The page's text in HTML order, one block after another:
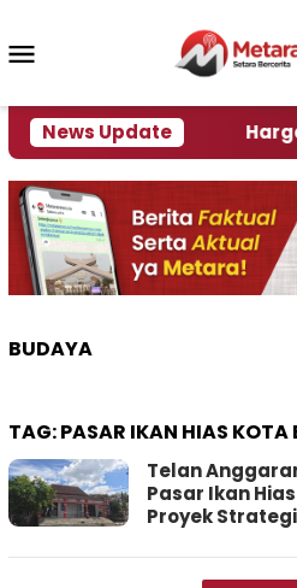
konten
News Update
Krisi Air Harga
BUDAYA
TAG:PASAR IKAN HIAS KOTA
Telan
Pasar Ikan
Proyek